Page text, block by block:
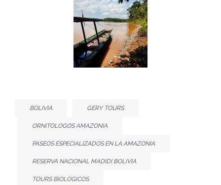
BOLIVIA GERY TOURS
ORNITOLOGOS AMAZONIA
PASEOS ESPECIALIZADOS EN LA AMAZONIA
RESERVA NACIONAL MADIDI BOLIVIA
TOURS BIOLOGICOS